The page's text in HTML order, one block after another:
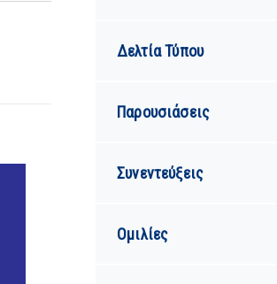
Δελτία Τύπου
Παρουσιάσεις
Συνεντεύξεις
Ομιλίες